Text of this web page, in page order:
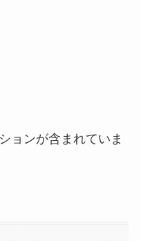
ョンが含まれていま